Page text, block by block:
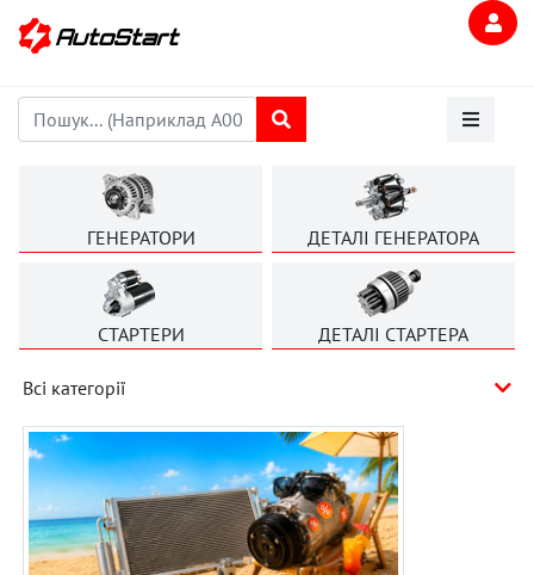
ГЕНЕРАТОРИ ДЕТАЛІ ГЕНЕРАТОРА
СТАРТЕРИ ДЕТАЛІ СТАРТЕРА
Всі категорії